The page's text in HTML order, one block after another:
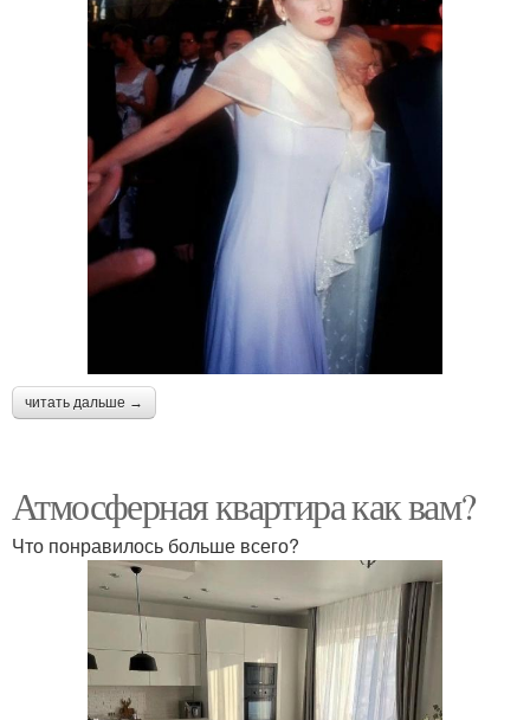
читать дальше →
Атмосферная квартира как вам?
Что понравилось больше всего?